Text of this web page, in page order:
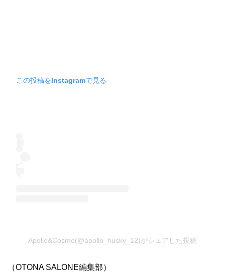
この投稿をInstagramで見る
Apollo&Cosmo(@apollo_husky_12)がシェアした投稿
（OTONA SALONE編集部）